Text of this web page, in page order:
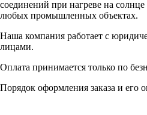
соединений при нагреве на
любых промышленных объектах.
Наша компания работает с
лицами.
Оплата принимается только по
Порядок оформления заказа и его